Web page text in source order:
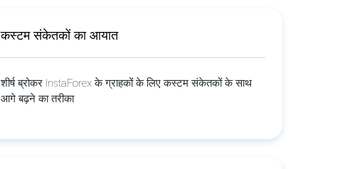
कस्टम संकेतकों का आयात
शीर्ष ब्रोकर InstaForex के ग्राहकों के लिए कस्टम संकेतकों के साथ
आगे बढ़ने का तरीका